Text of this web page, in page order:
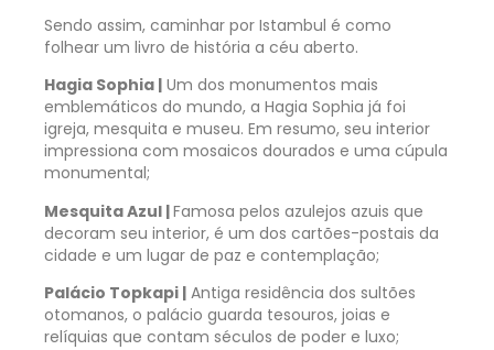
Sendo assim, caminhar por Istambul é como
folhear um livro de história a céu aberto.
Hagia Sophia | Um dos monumentos mais
emblemáticos do mundo, a Hagia Sophia já foi
igreja, mesquita e museu. Em resumo, seu interior
impressiona com mosaicos dourados e uma cúpula
monumental;
Mesquita Azul |Famosa pelos azulejos azuis que
decoram seu interior, é um dos cartões-postais da
cidade e um lugar de paz e contemplação;
Palácio Topkapi | Antiga residência dos sultões
otomanos, o palácio guarda tesouros, joias e
relíquias que contam séculos de poder e luxo;